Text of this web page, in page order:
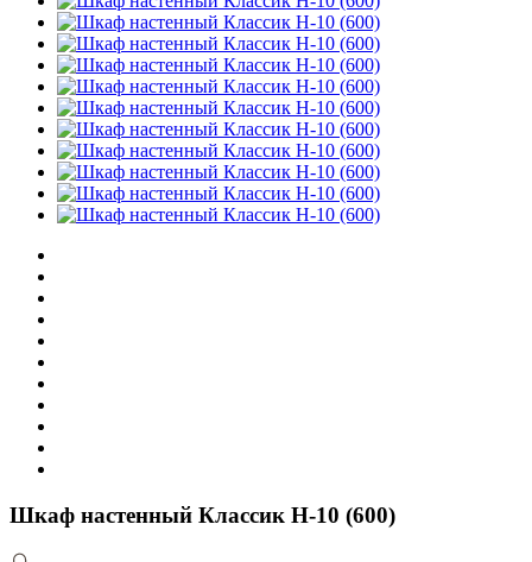
Шкаф настенный Классик Н-10 (600)